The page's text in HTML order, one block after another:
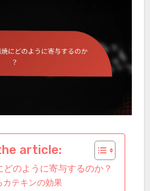
article:
のように寄与するのか？
カテキンの効果